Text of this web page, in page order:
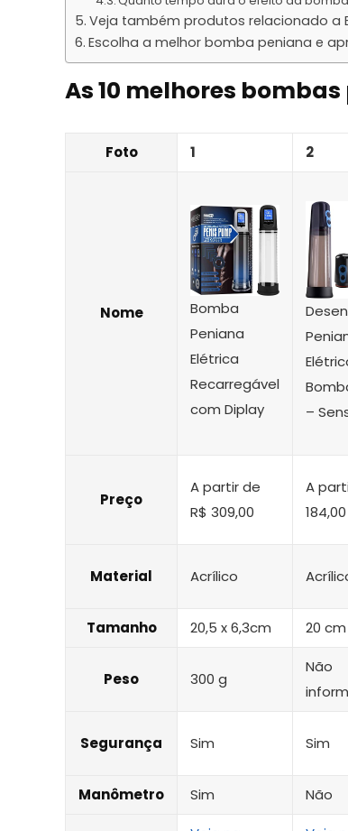
Veja também produtos relacionado a
Escolha a melhor bomba peniana e
As 10 melhores
Foto 1 2
Nome
Bomba
Peniana
Elétrica
Recarregável
com Diplay
–
Preço
A partir de
R$ 309,00
A
184,00
Material Acrílico
Tamanho 20,5 x 6,3cm 20 cm
Peso 300 g
Não
Segurança Sim Sim
Manômetro Sim Não